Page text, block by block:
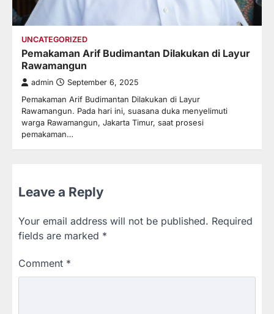
UNCATEGORIZED
Pemakaman Arif Budimantan Dilakukan di Layur
Rawamangun
admin September 6, 2025
Pemakaman Arif Budimantan Dilakukan di Layur
Rawamangun. Pada hari ini, suasana duka menyelimuti
warga Rawamangun, Jakarta Timur, saat prosesi
pemakaman…
Leave a Reply
Your email address will not be published. Required
fields are marked *
Comment *